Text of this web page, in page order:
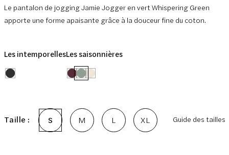
Le pantalon de jogging Jamie Jogger en vert Whispering Green
apporte une forme apaisante grâce à la douceur fine du coton.
Les intemporellesLes saisonnières
Taille : S M L XL Guide des tailles